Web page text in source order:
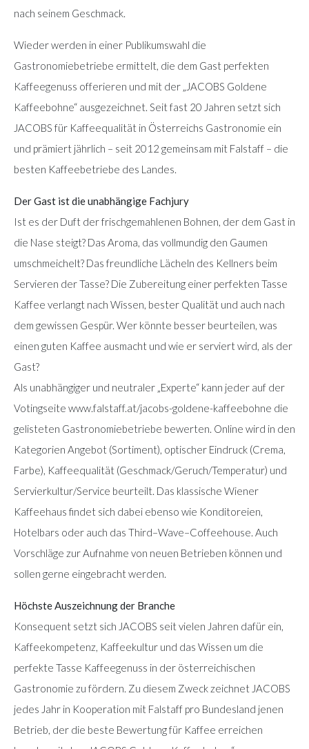
nach seinem Geschmack.
Wieder werden in einer Publikumswahl die
Gastronomiebetriebe ermittelt, die dem Gast perfekten
Kaffeegenuss offerieren und mit der „JACOBS Goldene
Kaffeebohne“ ausgezeichnet. Seit fast 20 Jahren setzt sich
JACOBS für Kaffeequalität in Österreichs Gastronomie ein
und prämiert jährlich – seit 2012 gemeinsam mit Falstaff – die
besten Kaffeebetriebe des Landes.
Der Gast ist die unabhängige Fachjury
Ist es der Duft der frischgemahlenen Bohnen, der dem Gast in
die Nase steigt? Das Aroma, das vollmundig den Gaumen
umschmeichelt? Das freundliche Lächeln des Kellners beim
Servieren der Tasse? Die Zubereitung einer perfekten Tasse
Kaffee verlangt nach Wissen, bester Qualität und auch nach
dem gewissen Gespür. Wer könnte besser beurteilen, was
einen guten Kaffee ausmacht und wie er serviert wird, als der
Gast?
Als unabhängiger und neutraler „Experte“ kann jeder auf der
Votingseite www.falstaff.at/jacobs-goldene-kaffeebohne die
gelisteten Gastronomiebetriebe bewerten. Online wird in den
Kategorien Angebot (Sortiment), optischer Eindruck (Crema,
Farbe), Kaffeequalität (Geschmack/Geruch/Temperatur) und
Servierkultur/Service beurteilt. Das klassische Wiener
Kaffeehaus findet sich dabei ebenso wie Konditoreien,
Hotelbars oder auch das Third–Wave–Coffeehouse. Auch
Vorschläge zur Aufnahme von neuen Betrieben können und
sollen gerne eingebracht werden.
Höchste Auszeichnung der Branche
Konsequent setzt sich JACOBS seit vielen Jahren dafür ein,
Kaffeekompetenz, Kaffeekultur und das Wissen um die
perfekte Tasse Kaffeegenuss in der österreichischen
Gastronomie zu fördern. Zu diesem Zweck zeichnet JACOBS
jedes Jahr in Kooperation mit Falstaff pro Bundesland jenen
Betrieb, der die beste Bewertung für Kaffee erreichen